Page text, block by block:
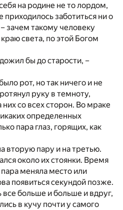
на родине не то лордом,
приходилось заботиться ни о
зачем такому человеку
света, по этой Богом
бы до старости, –
рот, но так ничего и не
руку в темноту,
со всех сторон. Во мраке
определенных
пара глаз, горящих, как
вторую пару и на третью.
около их стоянки. Время
меняла место или
появиться секундой позже.
все больше и больше и вдруг,
в кучу почти у самого